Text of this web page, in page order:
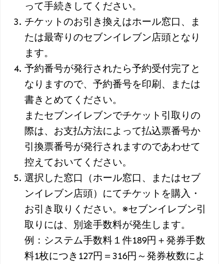
って手続きしてください。
チケットのお引き換えはホール窓口、ま
たは最寄りのセブンイレブン店頭となり
ます。
予約番号が発行されたら予約受付完了と
なりますので、予約番号を印刷、または
書きとめてください。
またセブンイレブンでチケット引取りの
際は、お支払方法によって払込票番号か
引換票番号が発行されますのであわせて
控えておいてください。
選択した窓口（ホール窓口、またはセブ
ンイレブン店頭）にてチケットを購入・
お引き取りください。※セブンイレブン引
取りには、別途手数料が発生します。
例：システム手数料１件189円＋発券手数
料1枚につき127円＝316円～発券枚数によ